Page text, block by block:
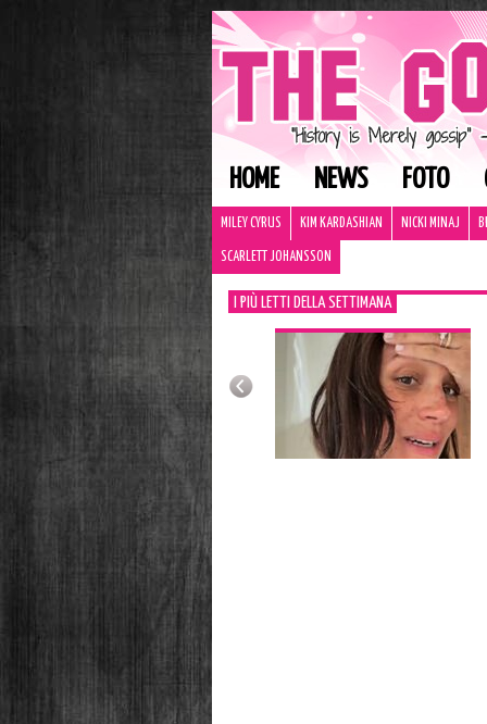
HOME NEWS FOTO
MILEY CYRUS KIM KARDASHIAN NICKI MINAJ
SCARLETT JOHANSSON
I PIÙ LETTI DELLA SETTIMANA